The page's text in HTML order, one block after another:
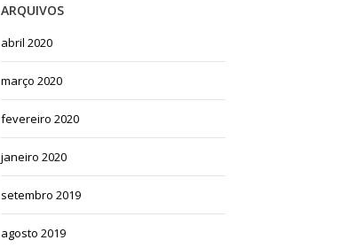
ARQUIVOS
abril 2020
março 2020
fevereiro 2020
janeiro 2020
setembro 2019
agosto 2019